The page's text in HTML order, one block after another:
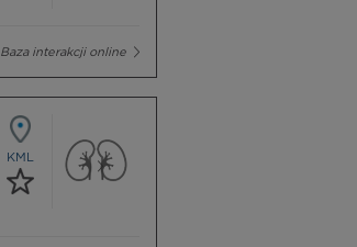
Baza interakcji online
KML